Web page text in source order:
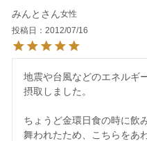
みんと
女性
投稿日
2012/07/16
地震や台風などのエネルギ
摂取しました。
ちょうど金環日食の時に飲
舞われたため、こちらをあ